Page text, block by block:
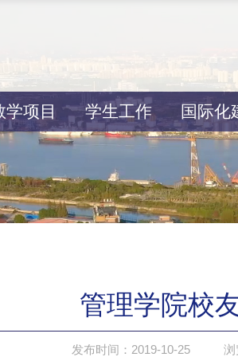
学项目 学生工作 国际化
管理学院校
发布时间：2019-10-25 浏